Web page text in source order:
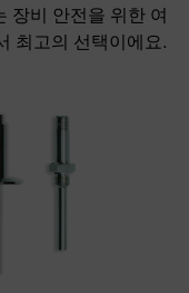
장비 안전을 위한 여
최고의 선택이에요.